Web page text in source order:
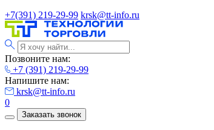
+7(391) 219-29-99 krsk@tt-info.ru
Позвоните нам:
+7 (391) 219-29-99
Напишите нам:
krsk@tt-info.ru
0
Заказать звонок